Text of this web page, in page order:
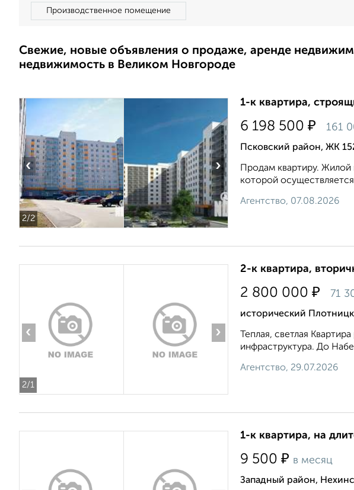
Производственное помещение
Свежие, новые объявления о продаже, аренде
недвижимость в Великом Новгороде
2/2
‹ ›
1-к квартира,
6 198 500 ₽ 161
Псковский район, ЖК
Продам квартиру. Жилой
которой
Агентство, 07.08.2026
2/1
‹ ›
2-к квартира,
2 800 000 ₽ 71
исторический
Теплая, светлая
инфраструктура. До
Агентство, 29.07.2026
1-к квартира, на
9 500 ₽ в месяц
Западный район,